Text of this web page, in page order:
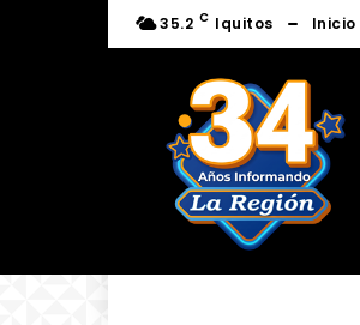
35.2 C Iquitos Inicio